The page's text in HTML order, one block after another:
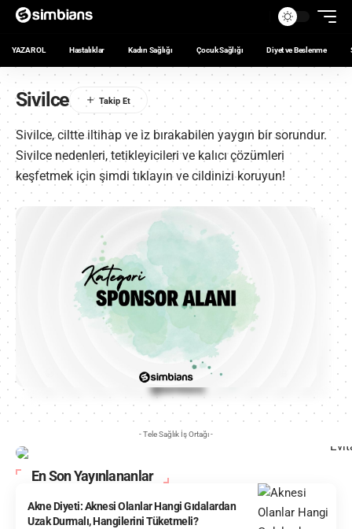
YAZAR OL Hastalıklar Kadın Sağlığı Çocuk Sağlığı Diyet ve Beslenme
Sivilce
Sivilce, ciltte iltihap ve iz bırakabilen yaygın bir sorundur.
Sivilce nedenleri, tetikleyicileri ve kalıcı çözümleri
keşfetmek için şimdi tıklayın ve cildinizi koruyun!
- Tele Sağlık İş Ortağı -
En Son Yayınlananlar
Akne Diyeti: Aknesi Olanlar Hangi Gıdalardan
Uzak Durmalı, Hangilerini Tüketmeli?